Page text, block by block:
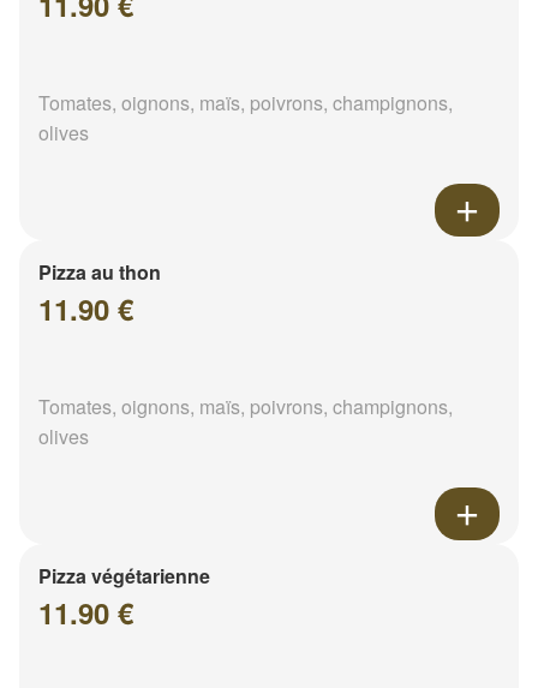
Tomates, oignons, maïs, poivrons, champignons,
olives
Pizza au thon
11.90 €
Tomates, oignons, maïs, poivrons, champignons,
olives
Pizza végétarienne
11.90 €